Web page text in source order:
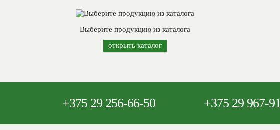
Выберите продукцию из каталога
открыть каталог
+375 29 256-66-50 +375 29 967-